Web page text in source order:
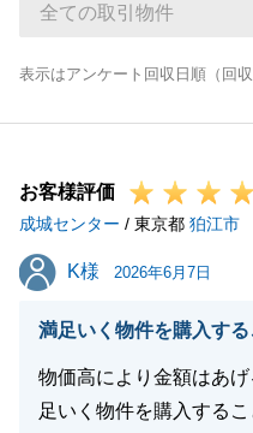
表示はアンケート回収日順（回
お客様評価
成城センター / 東京都 狛江市
K様
K様 2026年6月7日
満足いく物件を購入す
物価高により金額はあ
足いく物件を購入するこ